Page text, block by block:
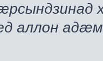
аллон